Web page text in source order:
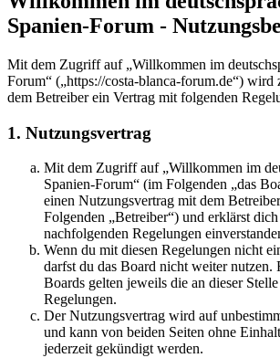
Spanien-Forum -
Mit dem Zugriff auf „Willkommen im
Forum“ („https://costa-blanca-forum.de“) wird
dem Betreiber ein Vertrag mit folgenden
1. Nutzungsvertrag
Mit dem Zugriff auf „Willkommen im
Spanien-Forum“ (im Folgenden „das
einen Nutzungsvertrag mit dem
Folgenden „Betreiber“) und erklärst
nachfolgenden Regelungen
Wenn du mit diesen Regelungen nicht
darfst du das Board nicht weiter nutzen.
Boards gelten jeweils die an dieser
Regelungen.
Der Nutzungsvertrag wird auf
und kann von beiden Seiten ohne
jederzeit gekündigt werden.